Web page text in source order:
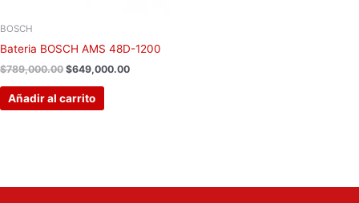
BOSCH
Bateria BOSCH AMS 48D-1200
$789,000.00 $649,000.00
Añadir al carrito